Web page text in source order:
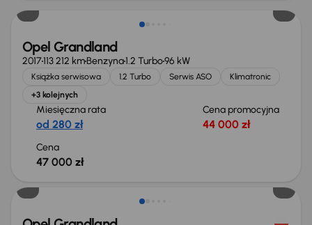
Opel Grandland
2017113 212 kmBenzyna1.2 Turbo96 kW
Książka serwisowa 1.2 Turbo Serwis ASO
Klimatronic
+3 kolejnych
Miesięczna rata
od 280 zł
Cena promocyjna
44 000 zł
Cena
47 000 zł